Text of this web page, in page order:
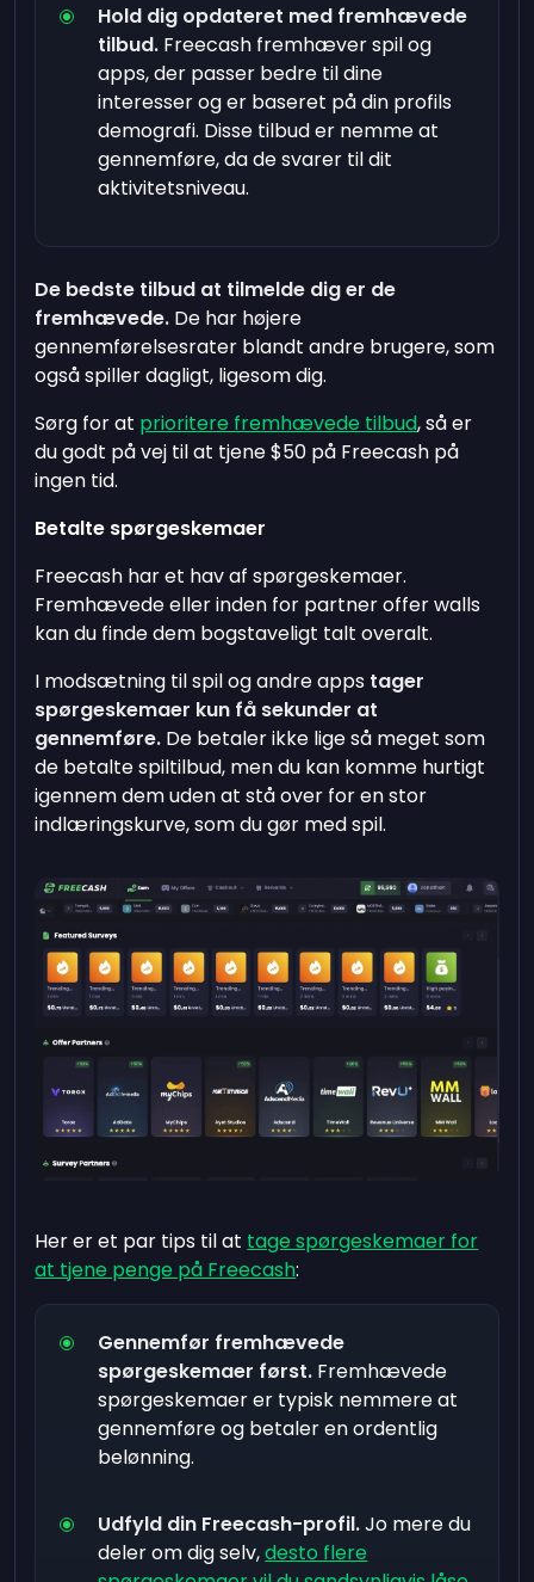
Hold dig opdateret med fremhævede
tilbud. Freecash fremhæver spil og
apps, der passer bedre til dine
interesser og er baseret på din profils
demografi. Disse tilbud er nemme at
gennemføre, da de svarer til dit
aktivitetsniveau.
De bedste tilbud at tilmelde dig er de
fremhævede. De har højere
gennemførelsesrater blandt andre brugere, som
også spiller dagligt, ligesom dig.
Sørg for at prioritere fremhævede tilbud, så er
du godt på vej til at tjene $50 på Freecash på
ingen tid.
Betalte spørgeskemaer
Freecash har et hav af spørgeskemaer.
Fremhævede eller inden for partner offer walls
kan du finde dem bogstaveligt talt overalt.
I modsætning til spil og andre apps tager
spørgeskemaer kun få sekunder at
gennemføre. De betaler ikke lige så meget som
de betalte spiltilbud, men du kan komme hurtigt
igennem dem uden at stå over for en stor
indlæringskurve, som du gør med spil.
Her er et par tips til at tage spørgeskemaer for
at tjene penge på Freecash:
Gennemfør fremhævede
spørgeskemaer først. Fremhævede
spørgeskemaer er typisk nemmere at
gennemføre og betaler en ordentlig
belønning.
Udfyld din Freecash-profil.Jo mere du
deler om dig selv,desto flere